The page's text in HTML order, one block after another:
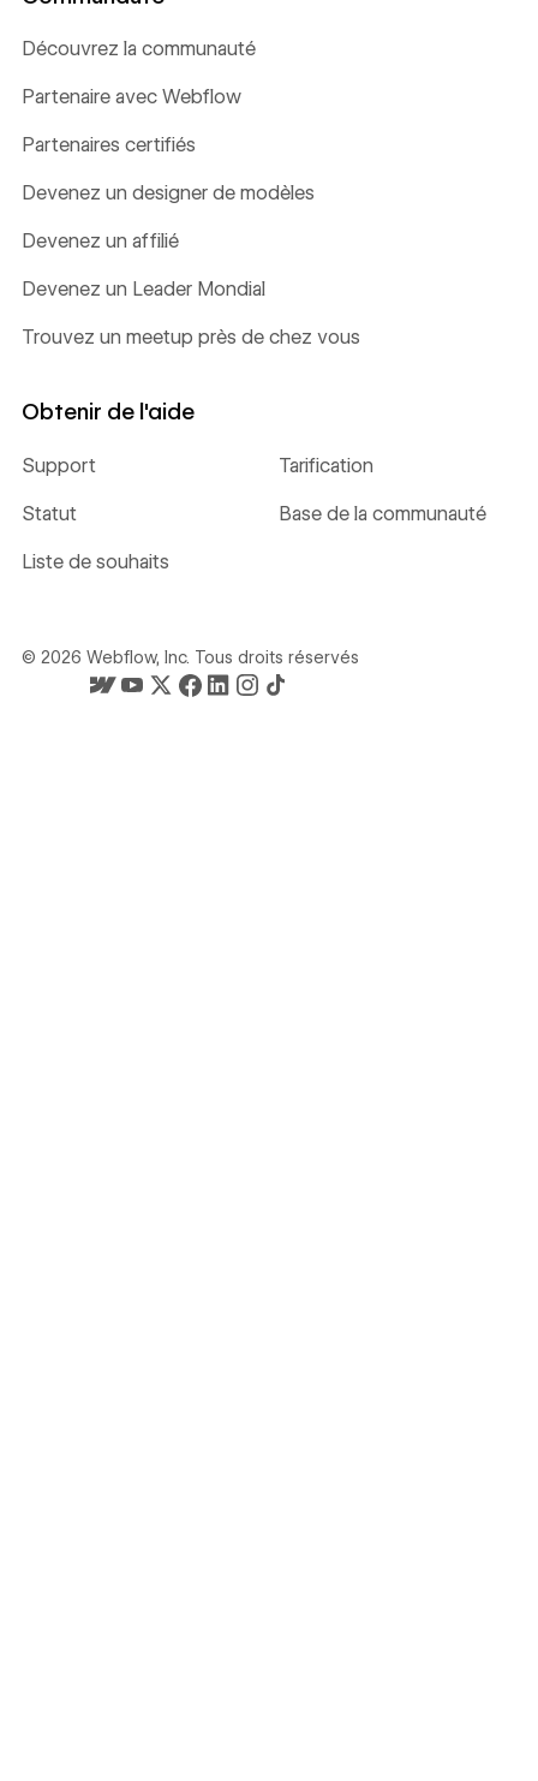
Découvrez la communauté
Partenaire avec Webflow
Partenaires certifiés
Devenez un designer de modèles
Devenez un affilié
Devenez un Leader Mondial
Trouvez un meetup près de chez vous
Obtenir de l'aide
Support Tarification
Statut Base de la communauté
Liste de souhaits
© 2026 Webflow, Inc. Tous droits réservés